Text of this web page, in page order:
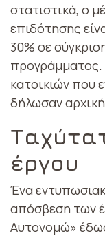
στατιστικά, ο
επιδότησης
30% σε
προγράμματος.
κατοικιών που
δήλωσαν αρχική
έργου
Ένα
απόσβεση των
Αυτονομώ»